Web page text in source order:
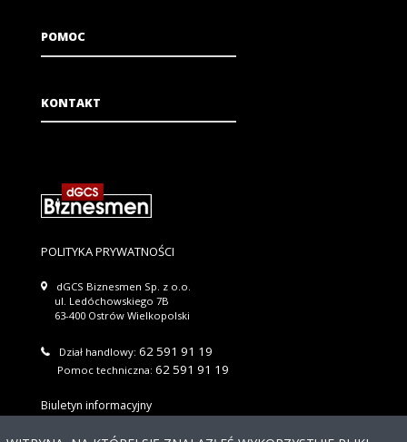
POMOC
KONTAKT
POLITYKA PRYWATNOŚCI
dGCS Biznesmen Sp. z o.o.
ul. Ledóchowskiego 7B
63-400 Ostrów Wielkopolski
Dział handlowy: 62 591 91 19
Pomoc techniczna:62 591 91 19
Biuletyn informacyjny